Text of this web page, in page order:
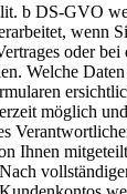
b DS-GVO
wenn
oder
Welche
möglich
Ihnen